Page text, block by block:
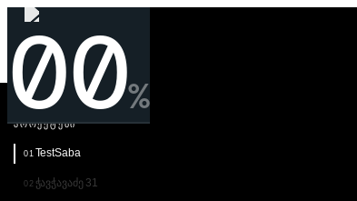
00%
ᲞᲠᲝᲔᲥᲢᲔᲑᲘ
01 TestSaba
02 ჭავჭავაძე 31